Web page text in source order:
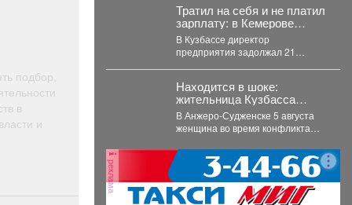
подбор,
в
и
Тратил на себя и не платил
зарплату: в Кемерове
судят директора
В Кузбассе директор
предприятия задолжал 21
Находится в шоке:
жительница Кузбасса
ударила мужа ножом в
сердце - подробности
В Анжеро-Судженске 5 августа
женщина во время конфликта
Мужчина скончался....
реклама